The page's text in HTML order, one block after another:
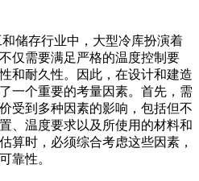
存行业中，大型冷库扮演着
仅需要满足严格的温度控制要
和耐久性。因此，在设计和建造
一个重要的考量因素。首先，需
受到多种因素的影响，包括但不
、温度要求以及所使用的材料和
算时，必须综合考虑这些因素，
靠性。